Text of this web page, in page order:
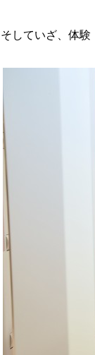
そしていざ、体